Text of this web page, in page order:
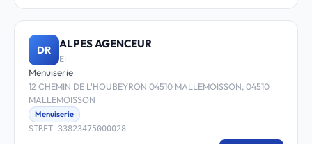
DR ALPES AGENCEUR
EI
Menuiserie
12 CHEMIN DE L'HOUBEYRON 04510 MALLEMOISSON, 04510
MALLEMOISSON
Menuiserie
SIRET 33823475000028